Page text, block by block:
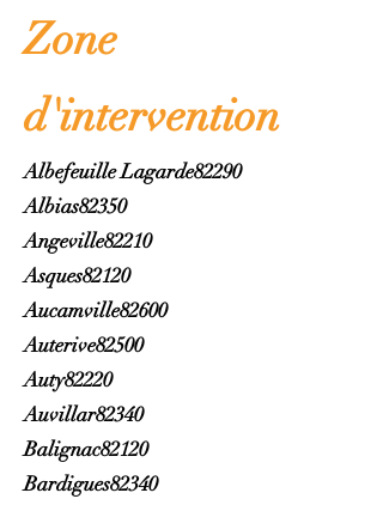
Zone
d'intervention
Albefeuille Lagarde82290
Albias82350
Angeville82210
Asques82120
Aucamville82600
Auterive82500
Auty82220
Auvillar82340
Balignac82120
Bardigues82340